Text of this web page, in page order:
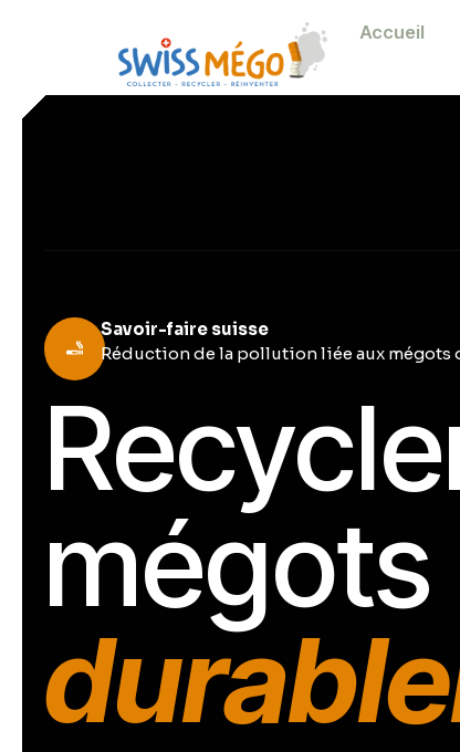
Accueil
Savoir-faire suisse
Réduction de la pollution liée aux mégots
mégots